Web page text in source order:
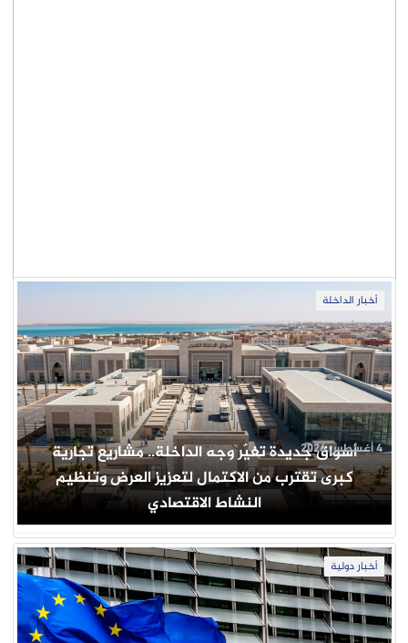
أخبار الداخلة
أسواق جديدة تغيّر وجه الداخلة.. مشاريع تجارية
كبرى تقترب من الاكتمال لتعزيز العرض وتنظيم
النشاط الاقتصادي
4 أغسطس 2026
أخبار دولية